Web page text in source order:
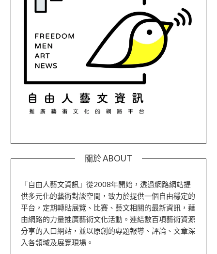
關於 ABOUT
「自由人藝文資訊」從2008年開始，透過網路網站提
供多元化的藝術對談空間，致力於提供一個自由穩定的
平台，定期轉貼展覽、比賽、藝文相關的最新資訊，藉
由網路的力量推廣藝術文化活動。連結數百項藝術資源
分享的入口網站，並以原創的專題報導、評論、文章深
入各領域及展覽現場。